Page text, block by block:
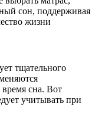
сон, поддерживая
жизни
тщательного
сна. Вот
учитывать при